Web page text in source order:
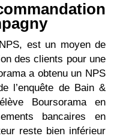
est un moyen de
des clients pour une
a obtenu un NPS
l’enquête de Bain &
Boursorama en
bancaires en
reste bien inférieur